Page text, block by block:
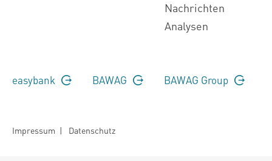
Nachrichten
Analysen
easybank BAWAG BAWAG Group
Impressum | Datenschutz